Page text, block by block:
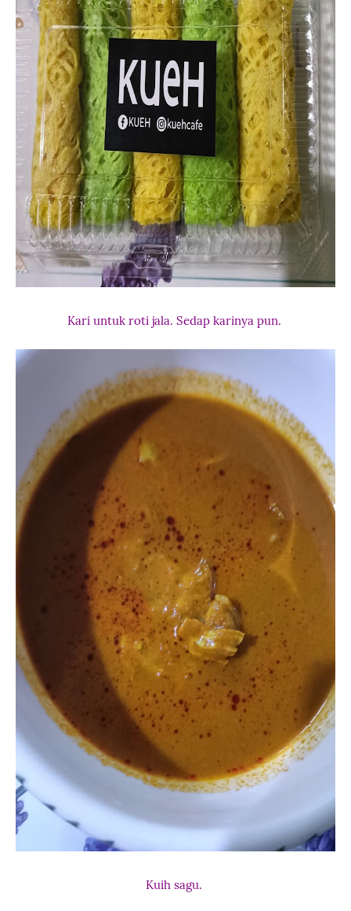
Kari untuk roti jala. Sedap karinya pun.
Kuih sagu.